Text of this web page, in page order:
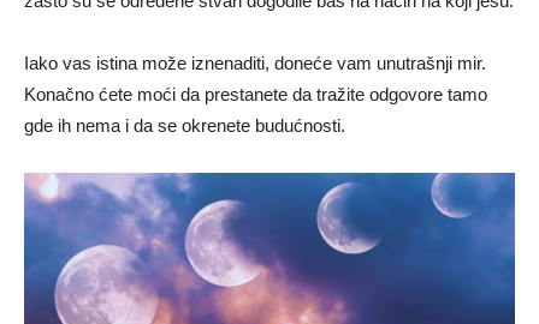
Iako vas istina može iznenaditi, doneće vam unutrašnji mir.
Konačno ćete moći da prestanete da tražite odgovore tamo
gde ih nema i da se okrenete budućnosti.